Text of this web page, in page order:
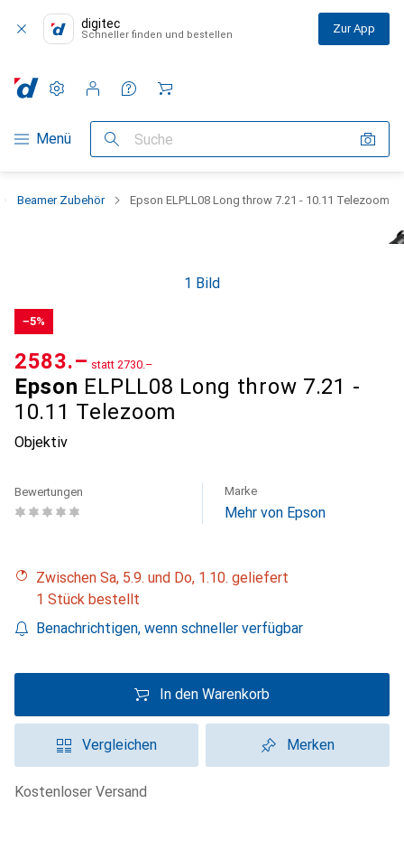
digitec
Schneller finden und bestellen Zur App
Navigation nach Kategorien
Menü Suche
Einstellungen
Kundenkonto
Vergleichslisten
Merklisten
Warenkorb
Beamer Zubehör Epson ELPLL08 Long throw 7.21 - 10.11 Telezoom
1 Bild
−5%
Epson ELPLL08 Long throw 7.21 -
10.11 Telezoom
Objektiv
CHF
2583.– stattCHF
2730.–
Bewertungen Marke
Mehr von Epson
Zwischen Sa, 5.9. und Do, 1.10. geliefert
1 Stück bestellt
Benachrichtigen, wenn schneller verfügbar
In den Warenkorb
Vergleichen Merken
kostenloser Versand